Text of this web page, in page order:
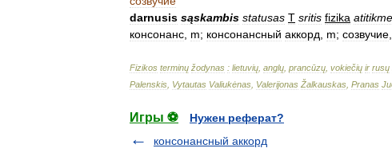
darnusis sąskambis statusas T sritis fizika
консонанс m; консонансный аккорд m; созвучие
Fizikos terminų žodynas : lietuvių anglų prancūzų vokiečių ir rusų
Palenskis Vytautas Valiukėnas Valerijonas Žalkauskas Pranas
Игры ⚽
Нужен реферат?
консонансный аккорд